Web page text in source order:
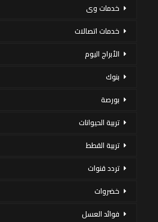
خدمات وى
خدمات اتصالات
الأبراج اليوم
بنوك
بورصة
تربية الحيوانات
تربية القطط
تردد قنوات
خضروات
فوائد العسل